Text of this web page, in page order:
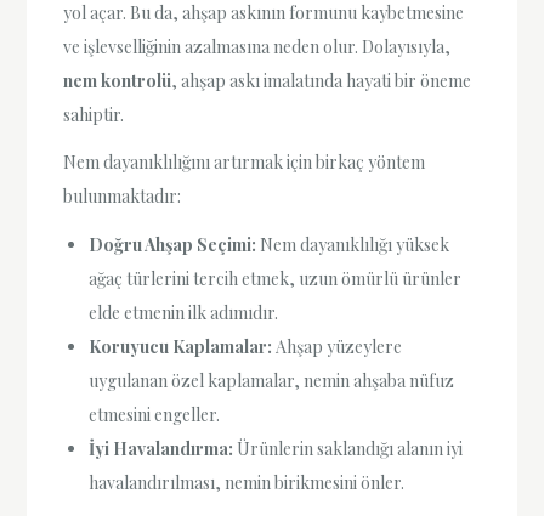
yol açar. Bu da, ahşap askının formunu kaybetmesine
ve işlevselliğinin azalmasına neden olur. Dolayısıyla,
nem kontrolü, ahşap askı imalatında hayati bir öneme
sahiptir.
Nem dayanıklılığını artırmak için birkaç yöntem
bulunmaktadır:
Doğru Ahşap Seçimi: Nem dayanıklılığı yüksek
ağaç türlerini tercih etmek, uzun ömürlü ürünler
elde etmenin ilk adımıdır.
Koruyucu Kaplamalar: Ahşap yüzeylere
uygulanan özel kaplamalar, nemin ahşaba nüfuz
etmesini engeller.
İyi Havalandırma: Ürünlerin saklandığı alanın iyi
havalandırılması, nemin birikmesini önler.